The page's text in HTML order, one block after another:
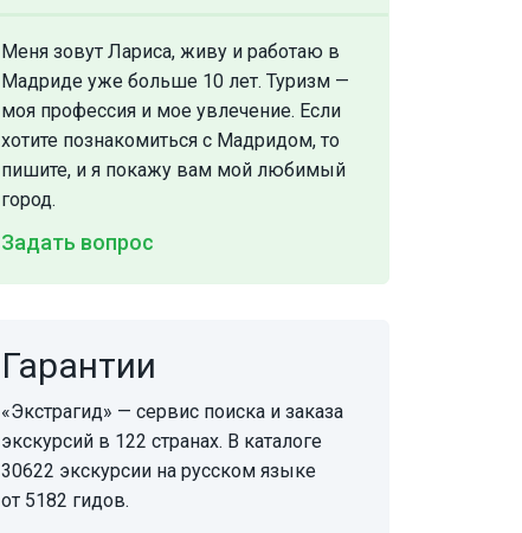
Меня зовут Лариса, живу и работаю в
Мадриде уже больше 10 лет. Туризм —
моя профессия и мое увлечение. Если
хотите познакомиться с Мадридом, то
пишите, и я покажу вам мой любимый
город.
Задать вопрос
Гарантии
«Экстрагид» — сервис поиска и заказа
экскурсий в 122 странах. В каталоге
30622 экскурсии на русском языке
от 5182 гидов.